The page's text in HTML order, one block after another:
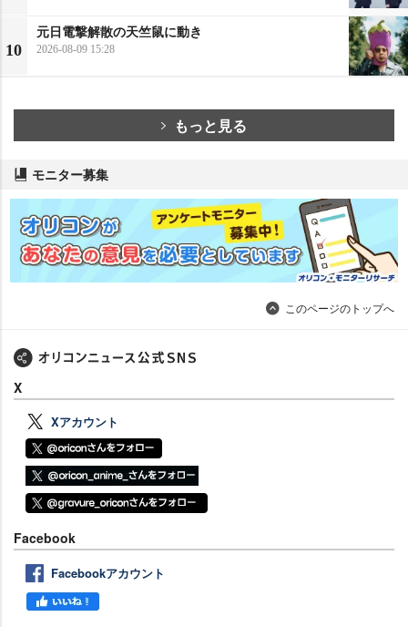
10
元日電撃解散の天竺鼠に動き
2026-08-09 15:28
もっと見る
モニター募集
このページのトップへ
X
Xアカウント
Facebook
Facebookアカウント